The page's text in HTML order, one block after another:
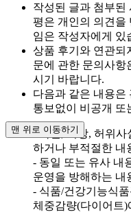
맨 위로 이동하기
작성된 글과 첨부된
평은 개인의 의견을
임은 작성자에게 있
상품 후기와 연관되
문에 관한 문의사항
시기 바랍니다.
다음과 같은 내용은
통보없이 비공개 또
- 욕설, 비방, 허위사
하거나 부적절한 내
- 동일 또는 유사 내
운영을 방해하는 내
- 식품/건강기능식
체중감량(다이어트